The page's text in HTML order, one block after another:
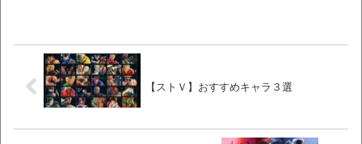
【ストＶ】おすすめキャラ３選